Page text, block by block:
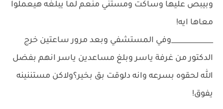
وبيبص عليها وساكت ومستني منعم لما يبلغه هيعملوا
معاها ايه!
____________وفي المستشفي وبعد مرور ساعتين خرج
الدكتور من غرفة ياسر وبلغ مساعدين ياسر انهم بفضل
الله لحقوه بسرعه وانه دلوقت بق بخير؟ولاكن مستننينه
يفوق!